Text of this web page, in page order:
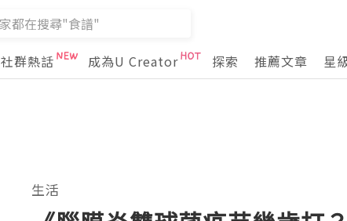
社群熱話 成為U Creator 探索 推薦文章 星
生活